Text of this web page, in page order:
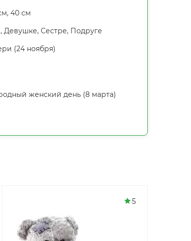
40 см
Сестре, Подруге
(24 ноября)
женский день (8 марта)
5